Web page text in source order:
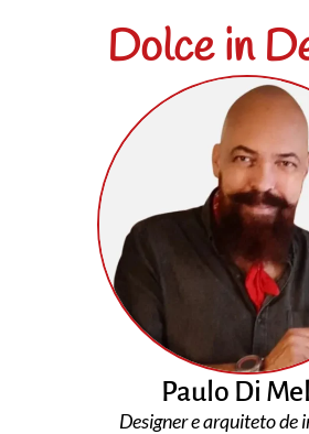
Dolce in
Paulo Di
Designer e arquiteto de